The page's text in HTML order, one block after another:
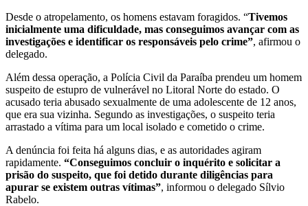
Desde o atropelamento, os homens estavam foragidos. “Tivemos
inicialmente uma dificuldade, mas conseguimos avançar com as
investigações e identificar os responsáveis pelo crime”, afirmou o
delegado.
Além dessa operação, a Polícia Civil da Paraíba prendeu um homem
suspeito de estupro de vulnerável no Litoral Norte do estado. O
acusado teria abusado sexualmente de uma adolescente de 12 anos,
que era sua vizinha. Segundo as investigações, o suspeito teria
arrastado a vítima para um local isolado e cometido o crime.
A denúncia foi feita há alguns dias, e as autoridades agiram
rapidamente. “Conseguimos concluir o inquérito e solicitar a
prisão do suspeito, que foi detido durante diligências para
apurar se existem outras vítimas”, informou o delegado Sílvio
Rabelo.